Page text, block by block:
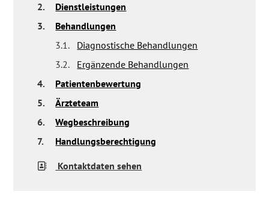
2.
Dienstleistungen
3.
Behandlungen
3.1.
Diagnostische Behandlungen
3.2.
Ergänzende Behandlungen
4.
Patientenbewertung
5.
Ärzteteam
6.
Wegbeschreibung
7.
Handlungsberechtigung
Kontaktdaten sehen